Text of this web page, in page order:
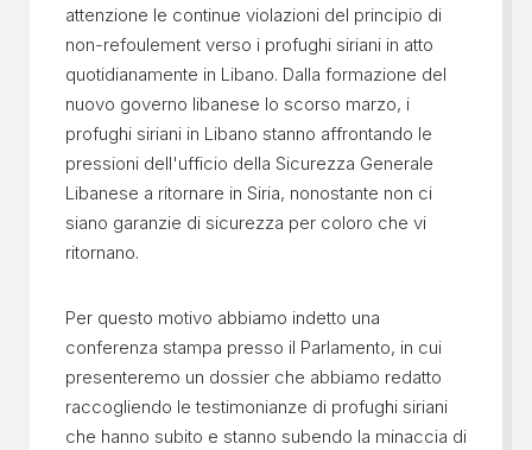
attenzione le continue violazioni del principio di
non-refoulement verso i profughi siriani in atto
quotidianamente in Libano. Dalla formazione del
nuovo governo libanese lo scorso marzo, i
profughi siriani in Libano stanno affrontando le
pressioni dell'ufficio della Sicurezza Generale
Libanese a ritornare in Siria, nonostante non ci
siano garanzie di sicurezza per coloro che vi
ritornano.
Per questo motivo abbiamo indetto una
conferenza stampa presso il Parlamento, in cui
presenteremo un dossier che abbiamo redatto
raccogliendo le testimonianze di profughi siriani
che hanno subito e stanno subendo la minaccia di